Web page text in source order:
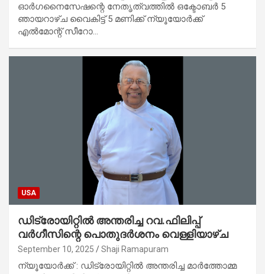
ഓർഗനൈസേഷന്റെ നേതൃത്വത്തിൽ ഒക്ടോബർ 5
ഞായറാഴ്ച വൈകിട്ട് 5 മണിക്ക് ന്യൂയോർക്ക്
എൽമോന്റ് സീറോ…
USA
ഡിട്രോയിറ്റിൽ അന്തരിച്ച റവ.ഫിലിപ്പ്
വർഗീസിന്റെ പൊതുദർശനം വെള്ളിയാഴ്ച
September 10, 2025 Shaji Ramapuram
ന്യൂയോർക്ക് : ഡിട്രോയിറ്റിൽ അന്തരിച്ച മാർത്തോമ്മ